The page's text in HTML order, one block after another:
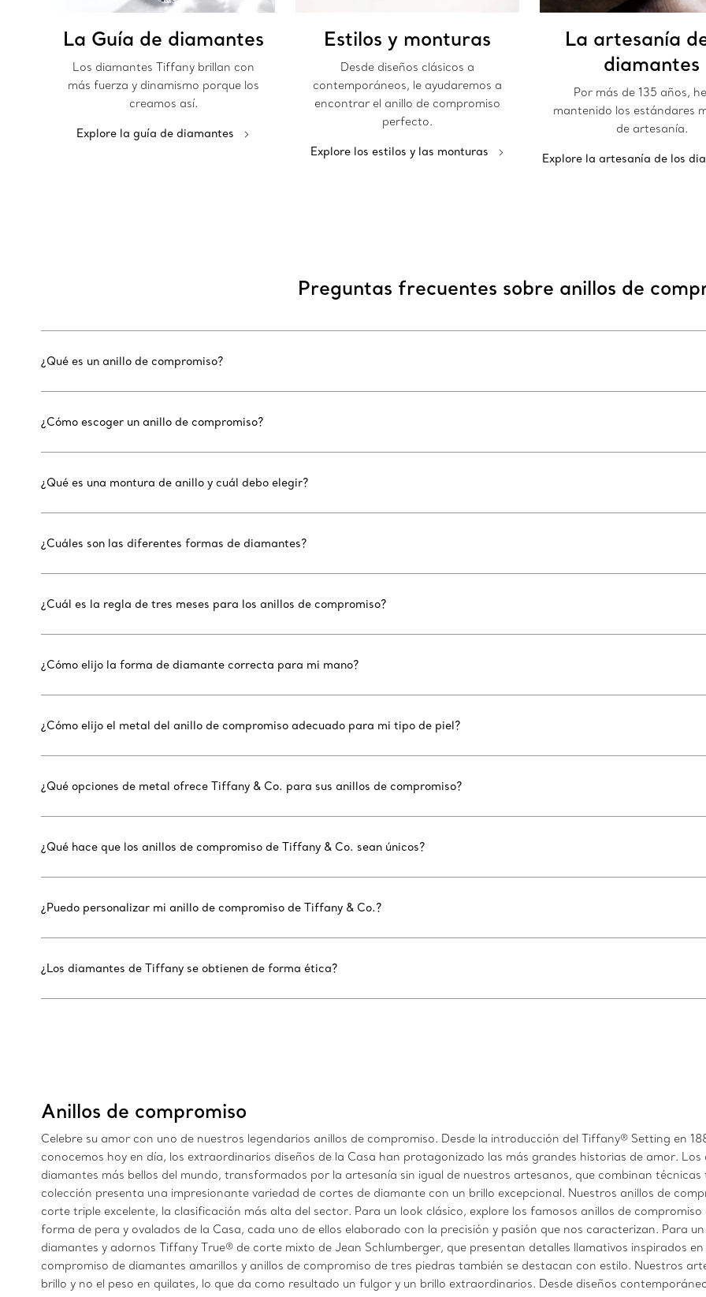
La Guía de diamantes
Los diamantes Tiffany brillan con
más fuerza y dinamismo porque los
creamos así.
Explore la guía de diamantes
Estilos y monturas
Desde diseños clásicos a
contemporáneos, le ayudaremos a
encontrar el anillo de compromiso
perfecto.
Explore los estilos y las monturas
La artesanía
diamantes
Por más de 135 años,
mantenido los estándares
de artesanía.
Explore la artesanía de los
Preguntas frecuentes sobre anillos de
¿Qué es un anillo de compromiso?
¿Cómo escoger un anillo de compromiso?
¿Qué es una montura de anillo y cuál debo elegir?
¿Cuáles son las diferentes formas de diamantes?
¿Cuál es la regla de tres meses para los anillos de compromiso?
¿Cómo elijo la forma de diamante correcta para mi mano?
¿Cómo elijo el metal del anillo de compromiso adecuado para mi tipo de piel?
¿Qué opciones de metal ofrece Tiffany & Co. para sus anillos de compromiso?
¿Qué hace que los anillos de compromiso de Tiffany & Co. sean únicos?
¿Puedo personalizar mi anillo de compromiso de Tiffany & Co.?
¿Los diamantes de Tiffany se obtienen de forma ética?
Anillos de compromiso
Celebre su amor con uno de nuestros legendarios anillos de compromiso. Desde la introducción del Tiffany® Setting en
conocemos hoy en día, los extraordinarios diseños de la Casa han protagonizado las más grandes historias de amor.
diamantes más bellos del mundo, transformados por la artesanía sin igual de nuestros artesanos, que combinan
colección presenta una impresionante variedad de cortes de diamante con un brillo excepcional. Nuestros anillos de
corte triple excelente, la clasificación más alta del sector. Para un look clásico, explore los famosos anillos de
forma de pera y ovalados de la Casa, cada uno de ellos elaborado con la precisión y pasión que nos caracterizan. Para
diamantes y adornos Tiffany True® de corte mixto de Jean Schlumberger, que presentan detalles llamativos inspirados
compromiso de diamantes amarillos y anillos de compromiso de tres piedras también se destacan con estilo. Nuestros
brillo y no el peso en quilates, lo que da como resultado un fulgor y un brillo extraordinarios. Desde diseños